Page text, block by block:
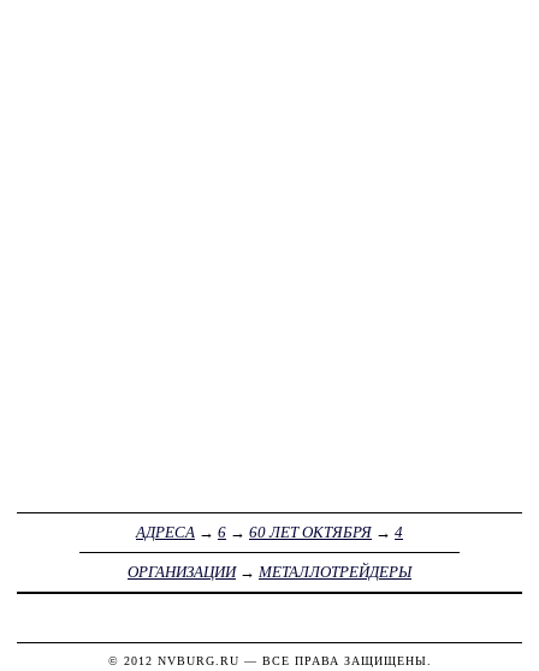
АДРЕСА → 6 → 60 ЛЕТ ОКТЯБРЯ → 4
ОРГАНИЗАЦИИ→ МЕТАЛЛОТРЕЙДЕРЫ
© 2012 NVBURG.RU — ВСЕ ПРАВА ЗАЩИЩЕНЫ.